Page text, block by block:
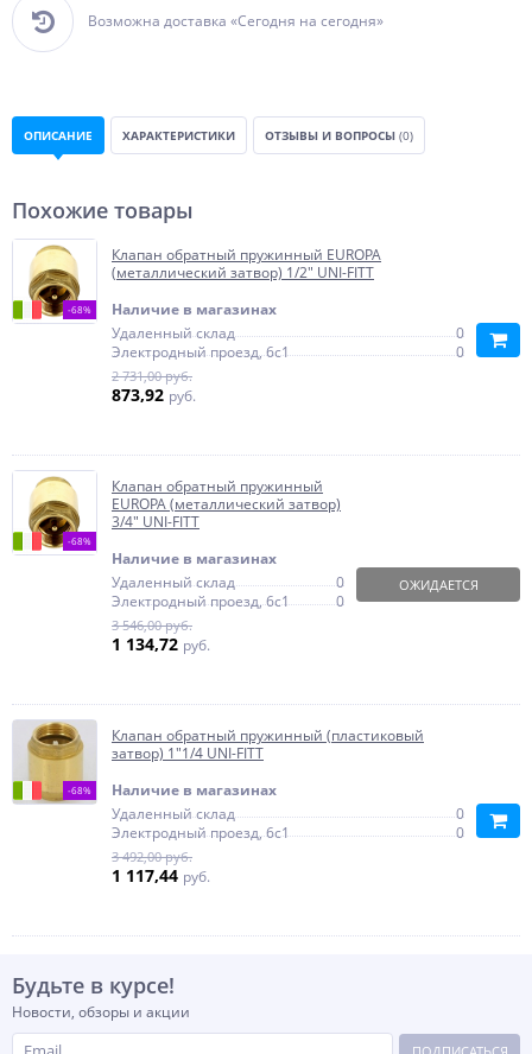
Возможна доставка «Сегодня на сегодня»
ОПИСАНИЕ ХАРАКТЕРИСТИКИ ОТЗЫВЫ И ВОПРОСЫ (0)
Похожие товары
-68%
Клапан обратный пружинный EUROPA
(металлический затвор) 1/2" UNI-FITT
Наличие в магазинах
Удаленный склад
0
Электродный проезд, 6с1
0
2 731,00 руб.
873,92 руб.
-68%
Клапан обратный пружинный
EUROPA (металлический затвор)
3/4" UNI-FITT
Наличие в магазинах
Удаленный склад
0
Электродный проезд, 6с1
0
3 546,00 руб.
1 134,72 руб.
ОЖИДАЕТСЯ
-68%
Клапан обратный пружинный (пластиковый
затвор) 1"1/4 UNI-FITT
Наличие в магазинах
Удаленный склад
0
Электродный проезд, 6с1
0
3 492,00 руб.
1 117,44 руб.
Будьте в курсе!
Новости, обзоры и акции
ПОДПИСАТЬСЯ